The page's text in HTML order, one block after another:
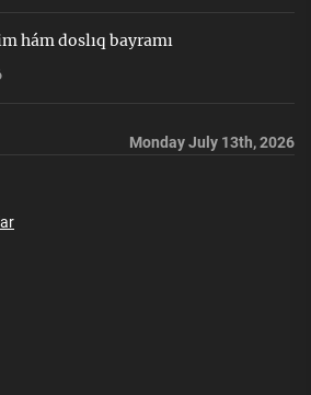
hám doslıq bayramı
Monday July 13th, 2026